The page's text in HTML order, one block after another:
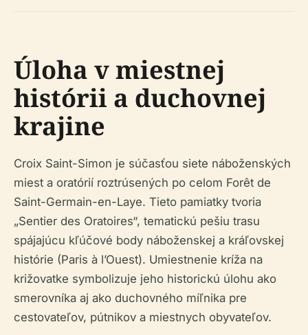
Úloha v miestnej
histórii a duchovnej
krajine
Croix Saint-Simon je súčasťou siete náboženských
miest a oratórií roztrúsených po celom Forêt de
Saint-Germain-en-Laye. Tieto pamiatky tvoria
„Sentier des Oratoires“, tematickú pešiu trasu
spájajúcu kľúčové body náboženskej a kráľovskej
histórie (Paris à l’Ouest). Umiestnenie kríža na
križovatke symbolizuje jeho historickú úlohu ako
smerovníka aj ako duchovného míľnika pre
cestovateľov, pútnikov a miestnych obyvateľov.